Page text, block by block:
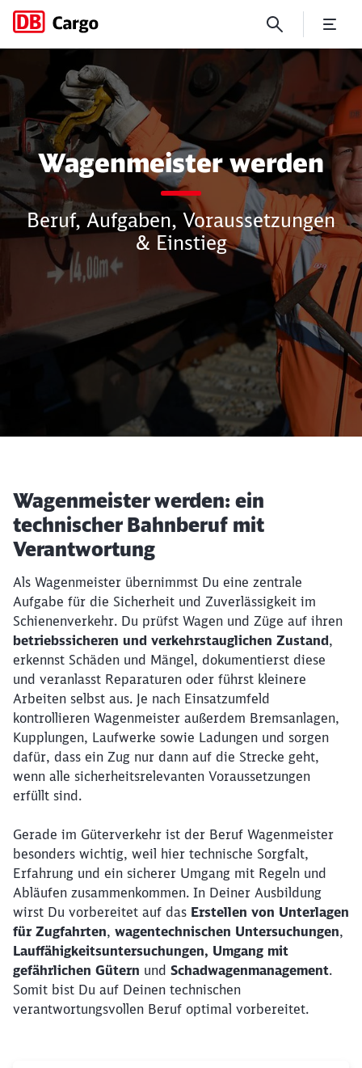
Wagenmeister werden: ein
Wagenmeister werden
Beruf, Aufgaben, Voraussetzungen
& Einstieg
Wagenmeister werden: ein
technischer Bahnberuf mit
Verantwortung
Als Wagenmeister übernimmst Du eine zentrale
Aufgabe für die Sicherheit und Zuverlässigkeit im
Schienenverkehr. Du prüfst Wagen und Züge auf ihren
betriebssicheren und verkehrstauglichen Zustand,
erkennst Schäden und Mängel, dokumentierst diese
und veranlasst Reparaturen oder führst kleinere
Arbeiten selbst aus. Je nach Einsatzumfeld
kontrollieren Wagenmeister außerdem Bremsanlagen,
Kupplungen, Laufwerke sowie Ladungen und sorgen
dafür, dass ein Zug nur dann auf die Strecke geht,
wenn alle sicherheitsrelevanten Voraussetzungen
erfüllt sind.
Gerade im Güterverkehr ist der Beruf Wagenmeister
besonders wichtig, weil hier technische Sorgfalt,
Erfahrung und ein sicherer Umgang mit Regeln und
Abläufen zusammenkommen. In Deiner Ausbildung
wirst Du vorbereitet auf das Erstellen von Unterlagen
für Zugfahrten, wagentechnischen Untersuchungen,
Lauffähigkeitsuntersuchungen, Umgang mit
gefährlichen Gütern und Schadwagenmanagement.
Somit bist Du auf Deinen technischen
verantwortungsvollen Beruf optimal vorbereitet.